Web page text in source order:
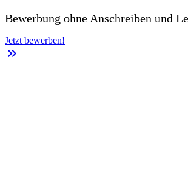
Bewerbung ohne Anschreiben und
Jetzt bewerben!
keyboard_double_arrow_right